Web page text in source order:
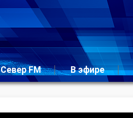
Север FM В эфире